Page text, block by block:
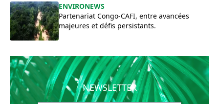
ENVIRONEWS
Partenariat Congo-CAFI, entre avancées
majeures et défis persistants.
NEWSLETTER